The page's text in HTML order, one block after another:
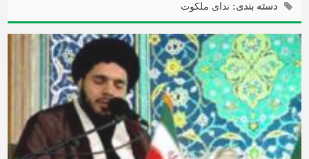
دسته بندی: ندای ملکوت